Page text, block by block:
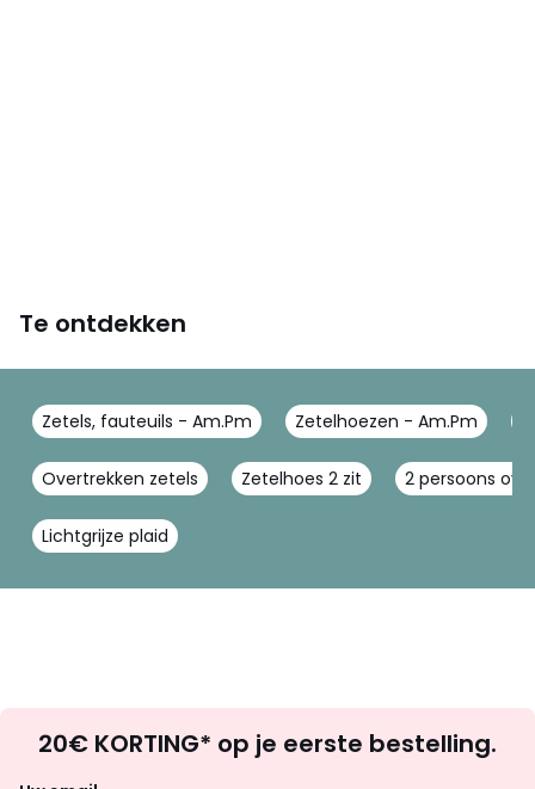
Te ontdekken
Zetels, fauteuils - Am.Pm Zetelhoezen - Am.Pm
Overtrekken zetels Zetelhoes 2 zit 2 persoons
Lichtgrijze plaid
zoek
20€ KORTING* op je eerste bestelling.